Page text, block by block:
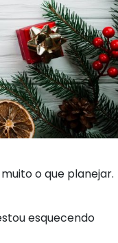
o que planejar.
esquecendo